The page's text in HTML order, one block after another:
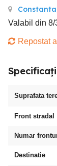
Constanta
Valabil din 8/
Repostat
Suprafata
Front stradal
Numar
Destinatie